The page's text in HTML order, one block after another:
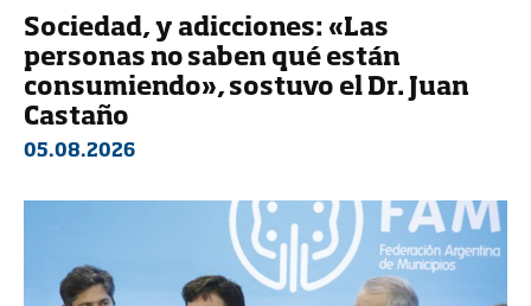
Sociedad, y adicciones: «Las
personas no saben qué están
consumiendo», sostuvo el Dr. Juan
Castaño
05.08.2026